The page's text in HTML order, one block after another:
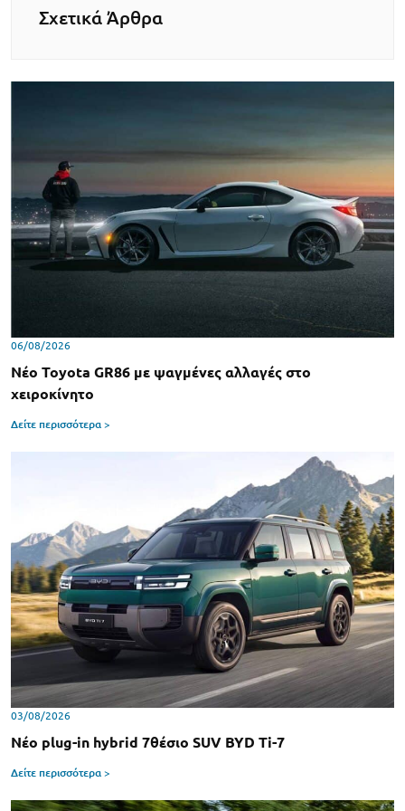
Σχετικά Άρθρα
06/08/2026
Νέο Toyota GR86 με ψαγμένες αλλαγές στο
χειροκίνητο
Δείτε περισσότερα >
03/08/2026
Νέο plug-in hybrid 7θέσιο SUV BYD Ti-7
Δείτε περισσότερα >